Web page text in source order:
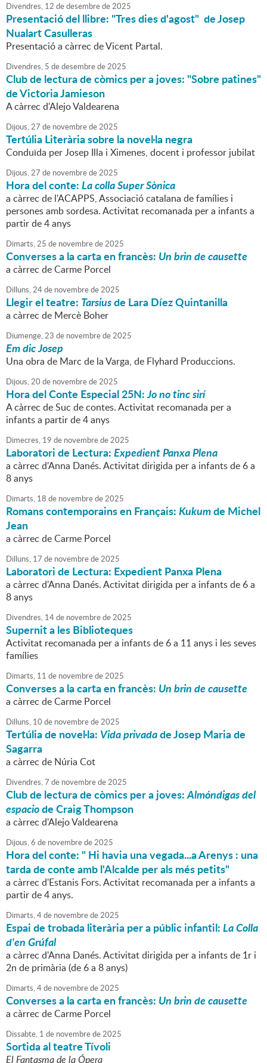
Divendres, 12 dedesembrede2025
Presentació del llibre: "Tres dies d'agost" de Josep
Nualart Casulleras
Presentació a càrrec de Vicent Partal.
Divendres, 5 dedesembrede2025
Club de lectura de còmics per a joves: "Sobre patines"
de Victoria Jamieson
A càrrec d'Alejo Valdearena
Dijous,27 de novembrede2025
Tertúlia Literària sobre la novel·la negra
Conduïda per Josep Illa i Ximenes, docent i professor jubilat
Dijous,27 de novembrede2025
Hora del conte:La colla Super Sònica
a càrrec de l'ACAPPS, Associació catalana de famílies i
persones amb sordesa. Activitat recomanada per a infants a
partir de 4 anys
Dimarts,25 de novembrede2025
Converses a la carta en francès: Un brin de causette
a càrrec de Carme Porcel
Dilluns,24de novembrede2025
Llegir el teatre: Tarsiusde Lara Díez Quintanilla
a càrrec de Mercè Boher
Diumenge,23 de novembrede2025
Em dic Josep
Una obra de Marc de la Varga, de Flyhard Produccions.
Dijous,20 de novembrede2025
Hora del Conte Especial 25N:Jo no tinc sirí
A càrrec de Suc de contes. Activitat recomanada per a
infants a partir de 4 anys
Dimecres, 19 de novembrede2025
Laboratori de Lectura:Expedient Panxa Plena
a càrrec d'Anna Danés. Activitat dirigida per a infants de 6 a
8 anys
Dimarts, 18 de novembrede2025
Romans contemporains en Français:Kukumde Michel
Jean
a càrrec de Carme Porcel
Dilluns, 17 de novembrede2025
Laboratori de Lectura: Expedient Panxa Plena
a càrrec d'Anna Danés. Activitat dirigida per a infants de 6 a
8 anys
Divendres, 14de novembrede2025
Supernit a les Biblioteques
Activitat recomanada per a infants de 6 a 11 anys i les seves
famílies
Dimarts, 11 de novembrede2025
Converses a la carta en francès: Un brin de causette
a càrrec de Carme Porcel
Dilluns, 10 de novembrede2025
Tertúlia de novel·la: Vida privadade Josep Maria de
Sagarra
a càrrec de Núria Cot
Divendres,7 de novembrede2025
Club de lectura de còmics per a joves:Almóndigas del
espaciode Craig Thompson
a càrrec d'Alejo Valdearena
Dijous,6 de novembrede2025
Hora del conte: " Hi havia una vegada...a Arenys : una
tarda de conte amb l'Alcalde per als més petits"
a càrrec d'Estanis Fors. Activitat recomanada per a infants a
partir de 4 anys.
Dimarts,4de novembrede2025
Espai de trobada literària per a públic infantil:La Colla
d'en Grúfal
a càrrec d'Anna Danés. Activitat dirigida per a infants de 1r i
2n de primària (de 6 a 8 anys)
Dimarts,4de novembrede2025
Converses a la carta en francès: Un brin de causette
a càrrec de Carme Porcel
Dissabte, 1 de novembrede2025
Sortida al teatre Tívoli
El Fantasma de la Ópera